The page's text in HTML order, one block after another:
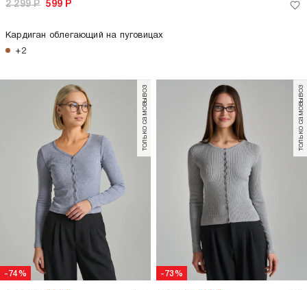
2 299Р 599 Р
Кардиган облегающий на пуговицах
+2
-74%
только самовывоз
-73%
только самовывоз